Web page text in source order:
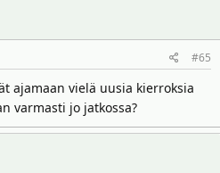
#65
ajamaan vielä uusia kierroksia
varmasti jo jatkossa?